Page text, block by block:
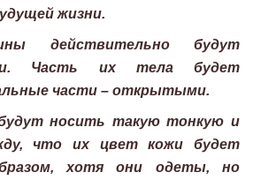
жизни.
действительно будут
Часть их тела будет
части – открытыми.
носить такую тонкую и
что их цвет кожи будет
хотя они одеты, но